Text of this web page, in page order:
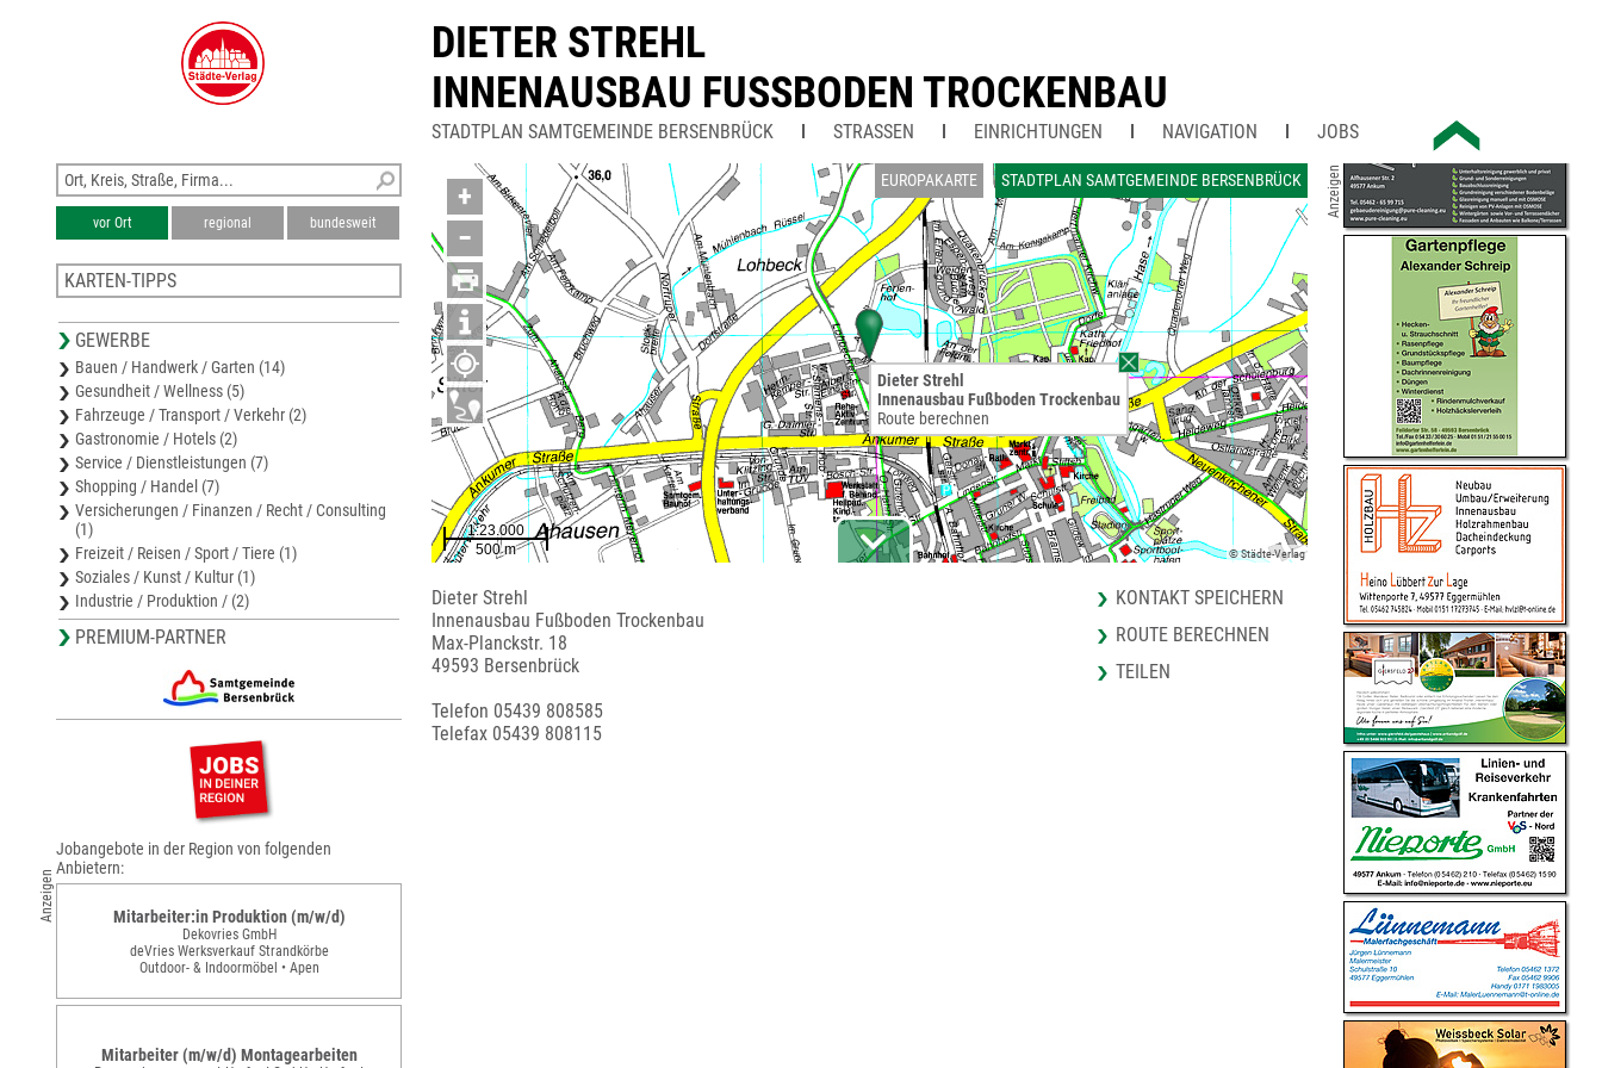
DIETER STREHL
INNENAUSBAU FUSSBODEN TROCKENBAU
STADTPLAN SAMTGEMEINDE BERSENBRÜCK STRASSEN EINRICHTUNGEN NAVIGATION JOBS
EUROPAKARTE STADTPLAN SAMTGEMEINDE BERSENBRÜCK
+
−
© Städte-Verlag
Dieter Strehl
Innenausbau Fußboden Trockenbau
Route berechnen
Dieter Strehl
Innenausbau Fußboden Trockenbau
Max-Planckstr. 18
49593 Bersenbrück
Telefon 05439 808585
Telefax 05439 808115
KONTAKT SPEICHERN
ROUTE BERECHNEN
TEILEN
vor Ort regional bundesweit
KARTEN-TIPPS
Stadtplan Essen (Oldenburg)
Stadtplan Bramsche
Stadtplan Neuenkirchen
Stadtplan Wallenhorst
GEWERBE
Bauen / Handwerk / Garten (14)
Gesundheit / Wellness (5)
Fahrzeuge / Transport / Verkehr (2)
Gastronomie / Hotels (2)
Service / Dienstleistungen (7)
Shopping / Handel (7)
Versicherungen / Finanzen / Recht / Consulting
(1)
Freizeit / Reisen / Sport / Tiere (1)
Soziales / Kunst / Kultur (1)
Industrie / Produktion / (2)
PREMIUM-PARTNER
Anzeigen
Jobangebote in der Region von folgenden
Anbietern:
Mitarbeiter:in Produktion (m/w/d)
Dekovries GmbH
deVries Werksverkauf Strandkörbe
Outdoor- & Indoormöbel • Apen
Mitarbeiter (m/w/d) Montagearbeiten
Anzeigen